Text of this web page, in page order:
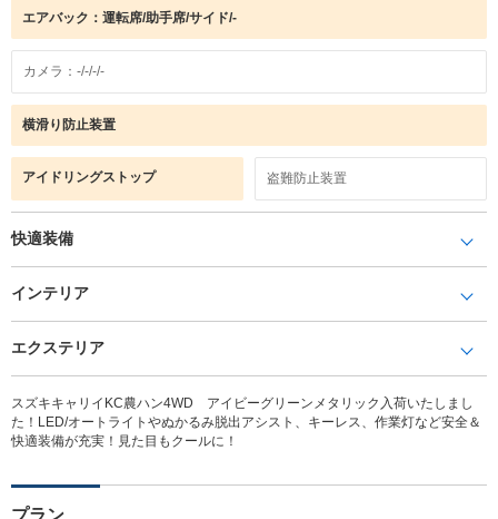
エアバック：運転席/助手席/サイド/-
カメラ：-/-/-/-
横滑り防止装置
アイドリングストップ 盗難防止装置
快適装備
インテリア
エクステリア
スズキキャリイKC農ハン4WD アイビーグリーンメタリック入荷いたしまし
た！LED/オートライトやぬかるみ脱出アシスト、キーレス、作業灯など安全＆
快適装備が充実！見た目もクールに！
プラン